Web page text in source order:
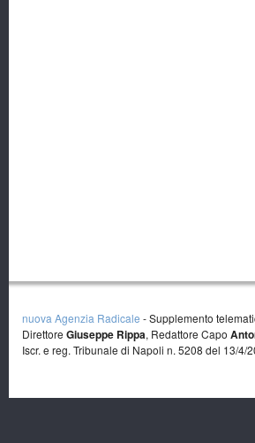
nuova Agenzia Radicale - Supplemento
Direttore Giuseppe Rippa, Redattore Capo
Iscr. e reg. Tribunale di Napoli n. 5208 del 13/